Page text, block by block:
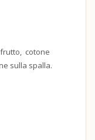
cotone
sulla spalla.